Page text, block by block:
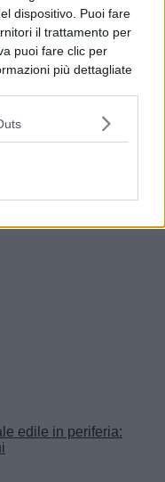
dispositivo. Puoi fare
il trattamento per
puoi fare clic per
più dettagliate
ma hai il diritto di
si
su questo sito o
riservatezza.
il poeta della musica
edile in periferia: